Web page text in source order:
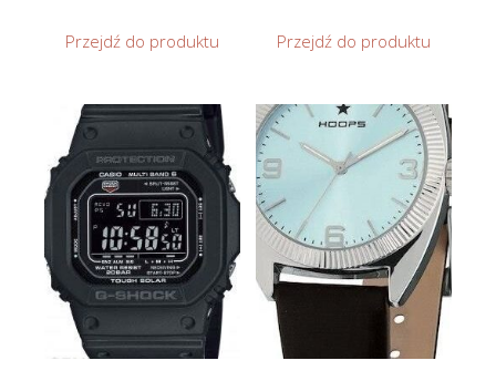
Przejdź do produktu Przejdź do produktu